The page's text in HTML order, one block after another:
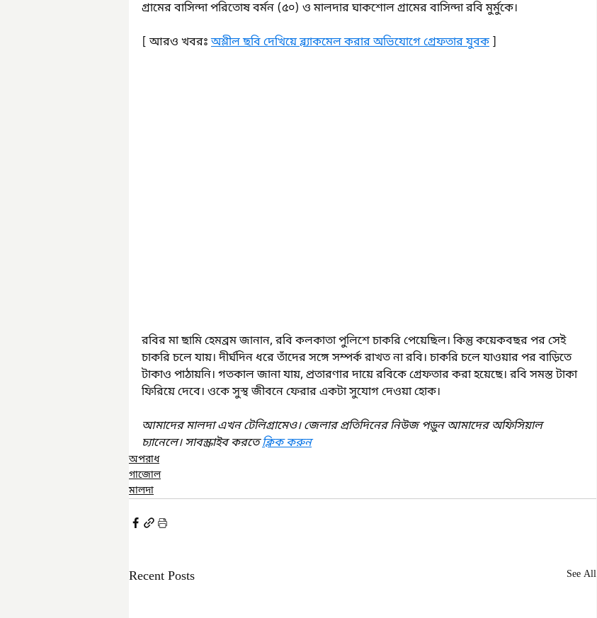
গ্রামের বাসিন্দা পরিতোষ বর্মন (৫০) ও মালদার ঘাকশোল গ্রামের বাসিন্দা রবি মুর্মুকে।
[ আরও খবরঃ অশ্লীল ছবি দেখিয়ে ব্ল্যাকমেল করার অভিযোগে গ্রেফতার যুবক ]
রবির মা ছামি হেমব্রম জানান, রবি কলকাতা পুলিশে চাকরি পেয়েছিল। কিন্তু কয়েকবছর পর সেই
চাকরি চলে যায়। দীর্ঘদিন ধরে তাঁদের সঙ্গে সম্পর্ক রাখত না রবি। চাকরি চলে যাওয়ার পর বাড়িতে
টাকাও পাঠায়নি। গতকাল জানা যায়, প্রতারণার দায়ে রবিকে গ্রেফতার করা হয়েছে। রবি সমস্ত টাকা
ফিরিয়ে দেবে। ওকে সুস্থ জীবনে ফেরার একটা সুযোগ দেওয়া হোক।
আমাদের মালদা এখন টেলিগ্রামেও। জেলার প্রতিদিনের নিউজ পড়ুন আমাদের অফিসিয়াল
চ্যানেলে। সাবস্ক্রাইব করতে ক্লিক করুন
অপরাধ
গাজোল
মালদা
Recent Posts See All